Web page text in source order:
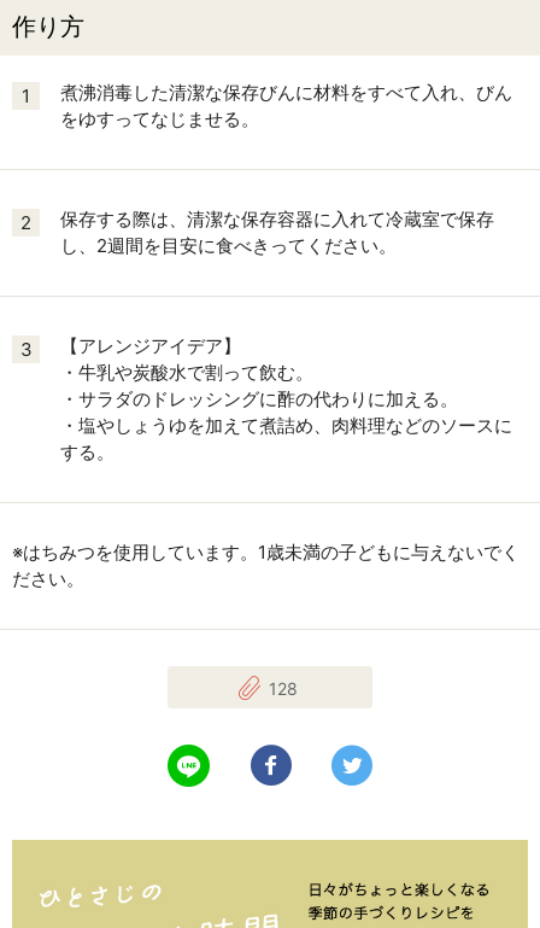
作り方
1
煮沸消毒した清潔な保存びんに材料をすべて入れ、びん
をゆすってなじませる。
2
保存する際は、清潔な保存容器に入れて冷蔵室で保存
し、2週間を目安に食べきってください。
3
【アレンジアイデア】
・牛乳や炭酸水で割って飲む。
・サラダのドレッシングに酢の代わりに加える。
・塩やしょうゆを加えて煮詰め、肉料理などのソースに
する。
※はちみつを使用しています。1歳未満の子どもに与えないでく
ださい。
128
LINEで送る Facebookでシェアする